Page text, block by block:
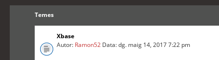
Temes
Xbase
Autor: Ramon52 Data: dg. maig 14, 2017 7:22 pm